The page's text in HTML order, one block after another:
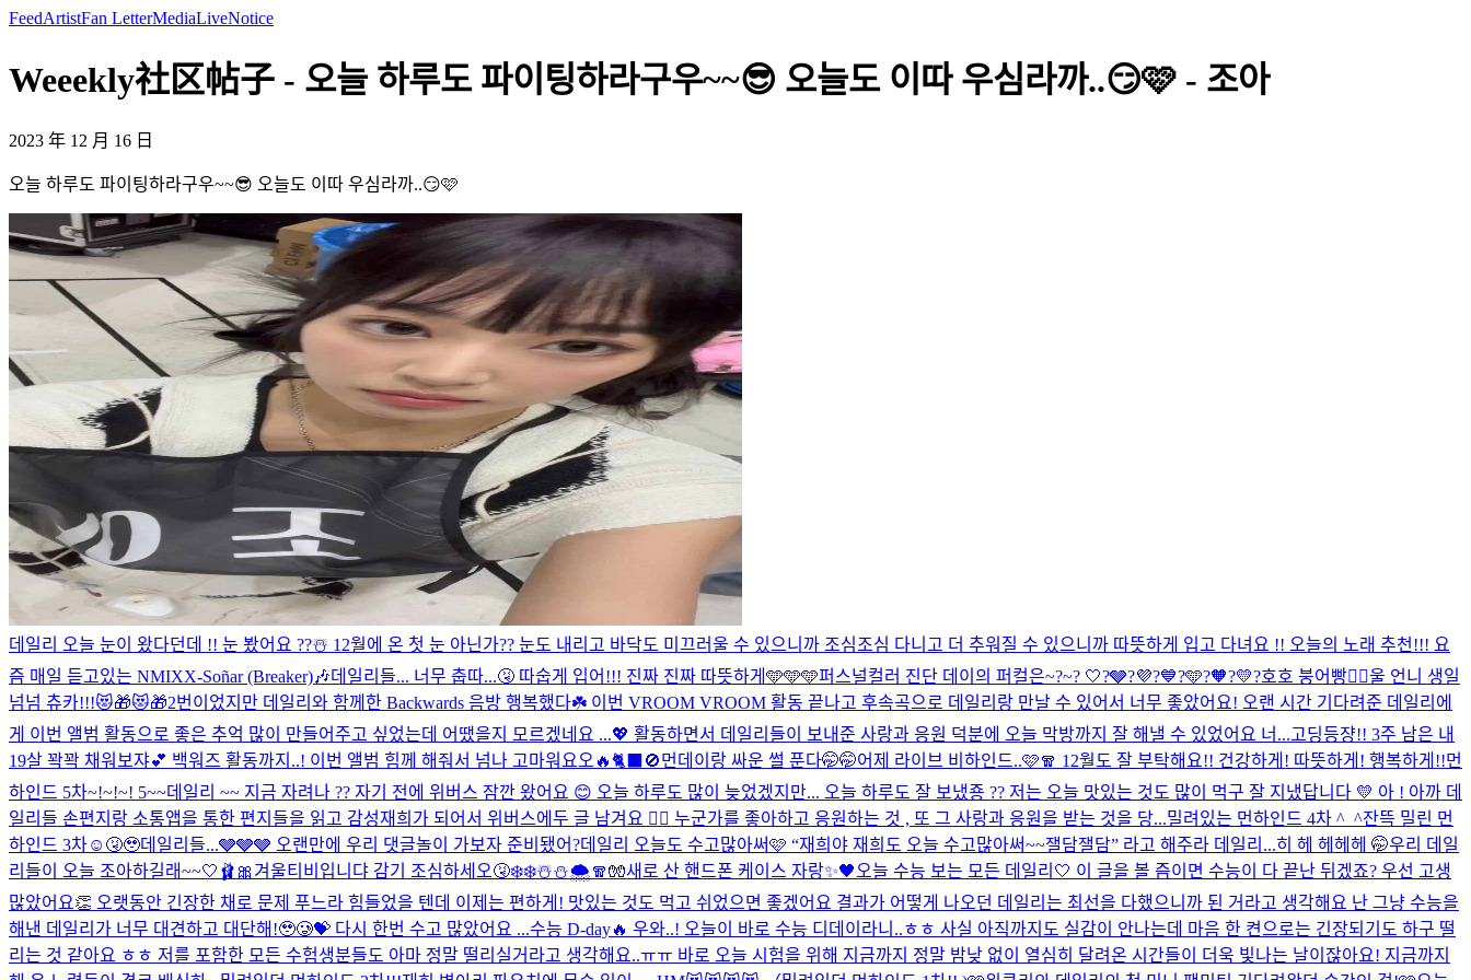
FeedArtistFan LetterMediaLiveNotice
Weeekly社区帖子 - 오늘 하루도 파이팅하라구우~~😎 오늘도 이따 우심라까..😏🩷 - 조아
2023 年 12 月 16 日
오늘 하루도 파이팅하라구우~~😎 오늘도 이따 우심라까..😏🩷
데일리 오늘 눈이 왔다던데 !! 눈 봤어요 ??☃️ 12월에 온 첫 눈 아닌가?? 눈도 내리고 바닥도 미끄러울 수 있으니까 조심조심 다니고 더 추워질 수 있으니까 따뜻하게 입고 다녀요 !! 오늘의 노래 추천!!! 요
즘 매일 듣고있는 NMIXX-Soñar (Breaker)🎶데일리들... 너무 춥따...🤧 따숩게 입어!!! 진짜 진짜 따뜻하게🩵🩵🩵퍼스널컬러 진단 데이의 퍼컬은~?~? 🤍?🩶?💜?💙?🩵?🧡?💛?호호 붕어빵❤️‍🔥울 언니 생일
넘넘 츄카!!!😻🎁😻🎁2번이었지만 데일리와 함께한 Backwards 음방 행복했다☘️ 이번 VROOM VROOM 활동 끝나고 후속곡으로 데일리랑 만날 수 있어서 너무 좋았어요! 오랜 시간 기다려준 데일리에
게 이번 앨범 활동으로 좋은 추억 많이 만들어주고 싶었는데 어땠을지 모르겠네요 ...💖 활동하면서 데일리들이 보내준 사랑과 응원 덕분에 오늘 막방까지 잘 해낼 수 있었어요 너...고딩등쟝!! 3주 남은 내
19살 꽉꽉 채워보쟈💕 백워즈 활동까지..! 이번 앨범 힘께 해줘서 넘나 고마워요오🔥🐈‍⬛🚫먼데이랑 싸운 썰 푼다🤭🤭어제 라이브 비하인드..🩷🧣 12월도 잘 부탁해요!! 건강하게! 따뜻하게! 행복하게!!먼
하인드 5차~!~!~! 5~~데일리 ~~ 지금 자려나 ?? 자기 전에 위버스 잠깐 왔어요 😊 오늘 하루도 많이 늦었겠지만... 오늘 하루도 잘 보냈죵 ?? 저는 오늘 맛있는 것도 많이 먹구 잘 지냈답니다 💛 아 ! 아까 데
일리들 손편지랑 소통앱을 통한 편지들을 읽고 감성재희가 되어서 위버스에두 글 남겨요 👍🏻 누군가를 좋아하고 응원하는 것 , 또 그 사랑과 응원을 받는 것을 당...밀려있는 먼하인드 4차 ^_^잔뜩 밀린 먼
하인드 3차☺️🤧🥹데일리들...🩶🩶🩶 오랜만에 우리 댓글놀이 가보자 준비됐어?데일리 오늘도 수고많아써🩷 “재희야 재희도 오늘 수고많아써~~잴담잴담” 라고 해주라 데일리...히 헤 헤헤헤 🤭우리 데일
리들이 오늘 조아하길래~~🤍🩰🎀 겨울티비입니댜 감기 조심하세오🤧❄️❄️☃️⛄️🌨️🧣🧤새로 산 핸드폰 케이스 자랑✨🖤 오늘 수능 보는 모든 데일리🤍 이 글을 볼 즘이면 수능이 다 끝난 뒤겠죠? 우선 고생
많았어요👏 오랫동안 긴장한 채로 문제 푸느라 힘들었을 텐데 이제는 편하게! 맛있는 것도 먹고 쉬었으면 좋겠어요 결과가 어떻게 나오던 데일리는 최선을 다했으니까 된 거라고 생각해요 난 그냥 수능을
해낸 데일리가 너무 대견하고 대단해!🥹🥲💝 다시 한번 수고 많았어요 ...수능 D-day🔥 우와..! 오늘이 바로 수능 디데이라니..ㅎㅎ 사실 아직까지도 실감이 안나는데 마음 한 켠으로는 긴장되기도 하구 떨
리는 것 같아요 ㅎㅎ 저를 포함한 모든 수험생분들도 아마 정말 떨리실거라고 생각해요..ㅠㅠ 바로 오늘 시험을 위해 지금까지 정말 밤낮 없이 열심히 달려온 시간들이 더욱 빛나는 날이잖아요! 지금까지